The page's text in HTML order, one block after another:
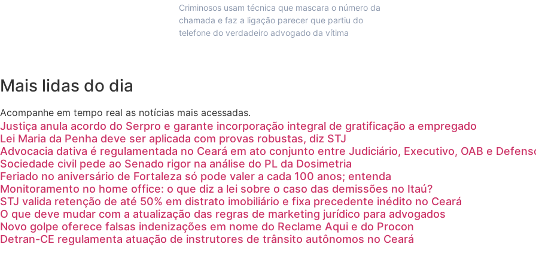
Criminosos usam técnica que mascara o número da
chamada e faz a ligação parecer que partiu do
telefone do verdadeiro advogado da vítima
Mais lidas do dia
Acompanhe em tempo real as notícias mais acessadas.
Justiça anula acordo do Serpro e garante incorporação integral de gratificação a empregado
Lei Maria da Penha deve ser aplicada com provas robustas, diz STJ
Advocacia dativa é regulamentada no Ceará em ato conjunto entre Judiciário, Executivo, OAB e
Sociedade civil pede ao Senado rigor na análise do PL da Dosimetria
Feriado no aniversário de Fortaleza só pode valer a cada 100 anos; entenda
Monitoramento no home office: o que diz a lei sobre o caso das demissões no Itaú?
STJ valida retenção de até 50% em distrato imobiliário e fixa precedente inédito no Ceará
O que deve mudar com a atualização das regras de marketing jurídico para advogados
Novo golpe oferece falsas indenizações em nome do Reclame Aqui e do Procon
Detran-CE regulamenta atuação de instrutores de trânsito autônomos no Ceará